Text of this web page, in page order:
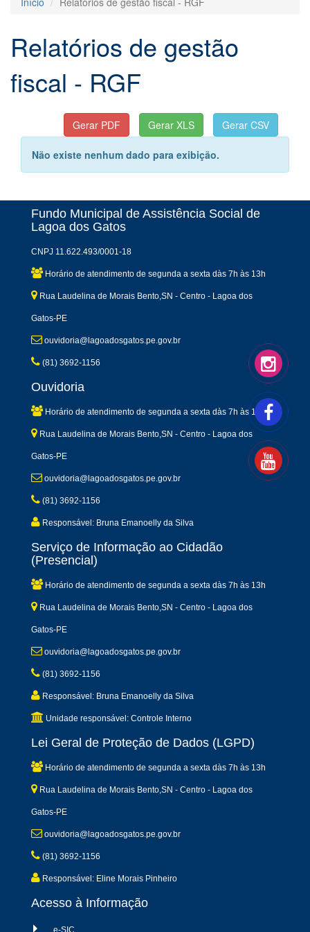
Relatórios de gestão
fiscal - RGF
Não existe nenhum dado para exibição.
Fundo Municipal de Assistência Social de
Lagoa dos Gatos
CNPJ 11.622.493/0001-18
Horário de atendimento de segunda a sexta dàs 7h às 13h
Rua Laudelina de Morais Bento,SN - Centro - Lagoa dos
Gatos-PE
ouvidoria@lagoadosgatos.pe.gov.br
(81) 3692-1156
Ouvidoria
Horário de atendimento de segunda a sexta dàs 7h às 13h
Rua Laudelina de Morais Bento,SN - Centro - Lagoa dos
Gatos-PE
ouvidoria@lagoadosgatos.pe.gov.br
(81) 3692-1156
Responsável: Bruna Emanoelly da Silva
Serviço de Informação ao Cidadão
(Presencial)
Horário de atendimento de segunda a sexta dàs 7h às 13h
Rua Laudelina de Morais Bento,SN - Centro - Lagoa dos
Gatos-PE
ouvidoria@lagoadosgatos.pe.gov.br
(81) 3692-1156
Responsável: Bruna Emanoelly da Silva
Unidade responsável: Controle Interno
Lei Geral de Proteção de Dados (LGPD)
Horário de atendimento de segunda a sexta dàs 7h às 13h
Rua Laudelina de Morais Bento,SN - Centro - Lagoa dos
Gatos-PE
ouvidoria@lagoadosgatos.pe.gov.br
(81) 3692-1156
Responsável: Eline Morais Pinheiro
Acesso à Informação
e-SIC